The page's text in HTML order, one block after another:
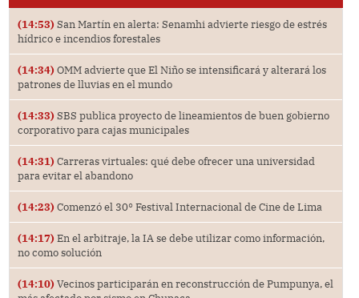
(14:53) San Martín en alerta: Senamhi advierte riesgo de estrés
hídrico e incendios forestales
(14:34) OMM advierte que El Niño se intensificará y alterará los
patrones de lluvias en el mundo
(14:33) SBS publica proyecto de lineamientos de buen gobierno
corporativo para cajas municipales
(14:31) Carreras virtuales: qué debe ofrecer una universidad
para evitar el abandono
(14:23) Comenzó el 30° Festival Internacional de Cine de Lima
(14:17) En el arbitraje, la IA se debe utilizar como información,
no como solución
(14:10) Vecinos participarán en reconstrucción de Pumpunya, el